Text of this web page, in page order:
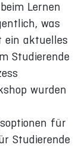
Lernen
was
ein aktuelles
Studierende
wurden
für
Studierende